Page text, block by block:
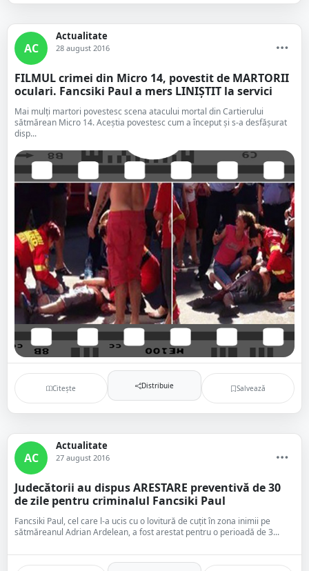
AC
Actualitate
28 august 2016
FILMUL crimei din Micro 14, povestit de MARTORII
oculari. Fancsiki Paul a mers LINIȘTIT la servici
Mai mulţi martori povestesc scena atacului mortal din Cartierului
sătmărean Micro 14. Aceştia povestesc cum a început și s-a desfășurat
disp...
Citește Distribuie Salvează
AC
Actualitate
27 august 2016
Judecătorii au dispus ARESTARE preventivă de 30
de zile pentru criminalul Fancsiki Paul
Fancsiki Paul, cel care l-a ucis cu o lovitură de cuțit în zona inimii pe
sătmăreanul Adrian Ardelean, a fost arestat pentru o perioadă de 3...